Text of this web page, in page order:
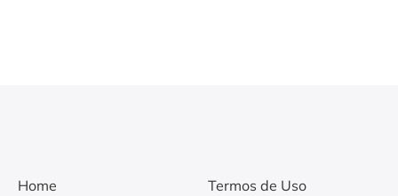
Home Termos de Uso